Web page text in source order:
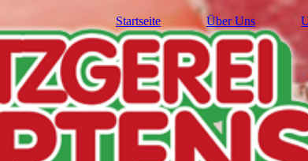
Startseite Über Uns